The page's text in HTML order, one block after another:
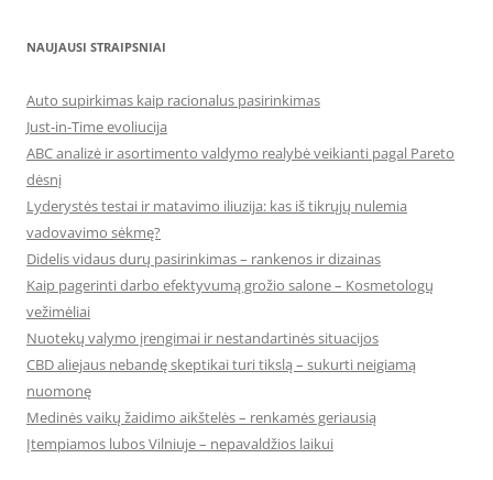
NAUJAUSI STRAIPSNIAI
Auto supirkimas kaip racionalus pasirinkimas
Just-in-Time evoliucija
ABC analizė ir asortimento valdymo realybė veikianti pagal Pareto
dėsnį
Lyderystės testai ir matavimo iliuzija: kas iš tikrųjų nulemia
vadovavimo sėkmę?
Didelis vidaus durų pasirinkimas – rankenos ir dizainas
Kaip pagerinti darbo efektyvumą grožio salone – Kosmetologų
vežimėliai
Nuotekų valymo įrengimai ir nestandartinės situacijos
CBD aliejaus nebandę skeptikai turi tikslą – sukurti neigiamą
nuomonę
Medinės vaikų žaidimo aikštelės – renkamės geriausią
Įtempiamos lubos Vilniuje – nepavaldžios laikui